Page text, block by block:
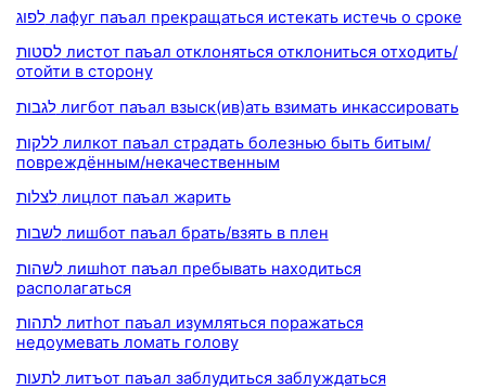
לפוג лафуг паъал прекращаться истекать истечь о сроке
לסטות листот паъал отклоняться отклониться отходить/
отойти в сторону
לגבות лигбот паъал взыск(ив)ать взимать инкассировать
ללקות лилкот паъал страдать болезнью быть битым/
повреждённым/некачественным
לצלות лицлот паъал жарить
לשבות лишбот паъал брать/взять в плен
לשהות лишhот паъал пребывать находиться
располагаться
לתהות литhот паъал изумляться поражаться
недоумевать ломать голову
לתעות литъот паъал заблудиться заблуждаться